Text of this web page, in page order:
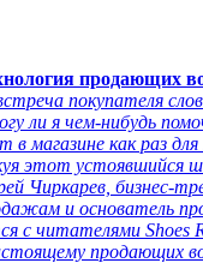
продающих
покупателя
ли я чем-нибудь
в магазине как раз
этот устоявшийся
Чиркарев, бизнес-
и основатель
с читателями Shoes
продающих